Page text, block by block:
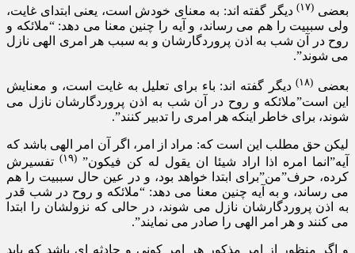
بعضی (۱۷)
دیگر گفته اند: به معنای خودش است، یعنی ابتدای غایت،
ولی سببیت را هم می رساند، و آیه را چنین معنا می دهد: “ملائکه و
روح در آن شب به اذن پروردگارشان و به سبب هر امری الهی نازل
می شوند”.
بعضی (۱۸)
دیگر گفته اند: باء برای تعلیل به غایت است، و معنایش
این است”ملائکه و روح در آن شب به اذن پروردگارشان نازل می
شوند، برای خاطر اینکه هر امری را تدبیر کنند”.
لیکن حق مطلب این است که: مراد از امر، اگر آن امر الهی باشد که
آیه”انما امره اذا اراد شیئا ان یقول له کن فیکون” (۱۹)
تفسیرش
کرده، حرف”من”برای ابتدا خواهد بود، و در عین حال سببیت را هم
می رساند، و به آیه چنین معنا می دهد: “ملائکه و روح در شب قدر
به اذن پروردگارشان نازل می شوند، در حالی که نزولشان را ابتدا
می کنند و هر امر الهی را صادر می نمایند”.
و اگر منظور از امر مذکور هر امر کونی و حادثه ای باشد که باید